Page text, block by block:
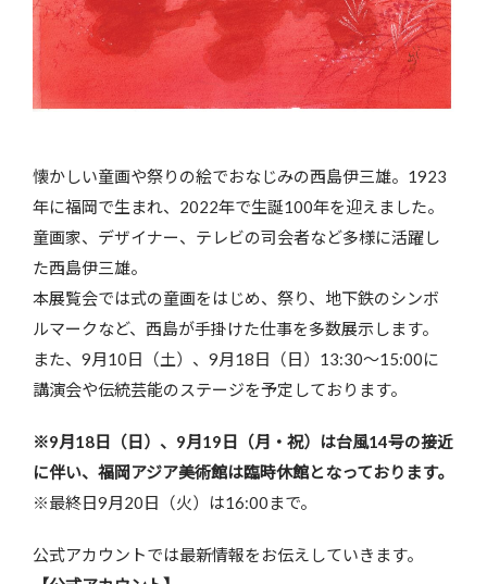
懐かしい童画や祭りの絵でおなじみの西島伊三雄。1923
年に福岡で生まれ、2022年で生誕100年を迎えました。
童画家、デザイナー、テレビの司会者など多様に活躍し
た西島伊三雄。
本展覧会では式の童画をはじめ、祭り、地下鉄のシンボ
ルマークなど、西島が手掛けた仕事を多数展示します。
また、9月10日（土）、9月18日（日）13:30～15:00に
講演会や伝統芸能のステージを予定しております。
※9月18日（日）、9月19日（月・祝）は台風14号の接近
に伴い、福岡アジア美術館は臨時休館となっております。
※最終日9月20日（火）は16:00まで。
公式アカウントでは最新情報をお伝えしていきます。